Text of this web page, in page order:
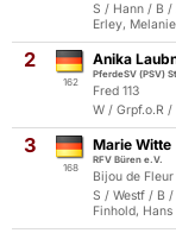
S / Hann / B /
Erley, Melanie
2
162
Anika
PferdeSV (PSV)
Fred 113
W / Grpf.o.R
3
168
Marie Witte
RFV Büren e.V.
Bijou de Fleur
S / Westf / B
Finhold, Hans